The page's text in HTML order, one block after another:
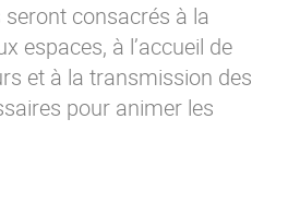
consacrés à la
espaces, à l’accueil de
et à la transmission des
pour animer les